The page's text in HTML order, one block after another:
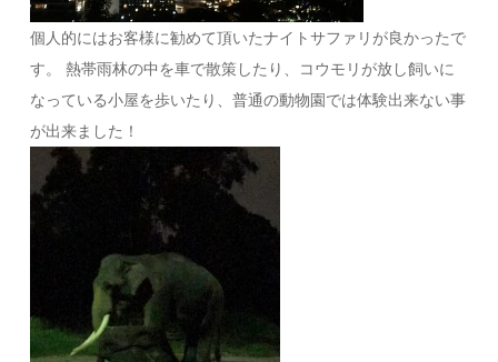
個人的にはお客様に勧めて頂いたナイトサファリが良かったで
す。 熱帯雨林の中を車で散策したり、コウモリが放し飼いに
なっている小屋を歩いたり、普通の動物園では体験出来ない事
が出来ました！